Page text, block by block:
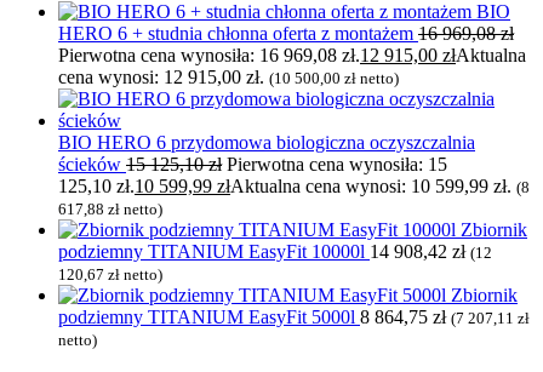
BIO
HERO 6 + studnia chłonna oferta z montażem 16 969,08zł
Pierwotna cena wynosiła: 16 969,08 zł.12 915,00 złAktualna
cena wynosi: 12 915,00 zł. (10 500,00 zł netto)
BIO HERO 6 przydomowa biologiczna oczyszczalnia
ścieków 15 125,10zł Pierwotna cena wynosiła: 15
125,10 zł.10 599,99 złAktualna cena wynosi: 10 599,99 zł. (8
617,88 zł netto)
Zbiornik
podziemny TITANIUM EasyFit 10000l 14 908,42 zł (12
120,67 zł netto)
Zbiornik
podziemny TITANIUM EasyFit 5000l 8 864,75 zł (7 207,11 zł
netto)